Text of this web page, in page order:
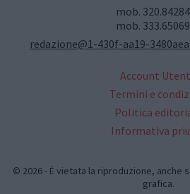
mob.
mob.
redazione@1-430f-aa19-
Account
Termini e
Politica
Informativa
© 2026 - È vietata la riproduzione, anche
grafica.